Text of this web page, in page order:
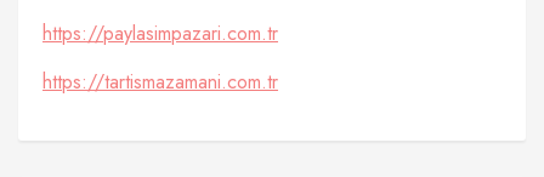
https://paylasimpazari.com.tr
https://tartismazamani.com.tr